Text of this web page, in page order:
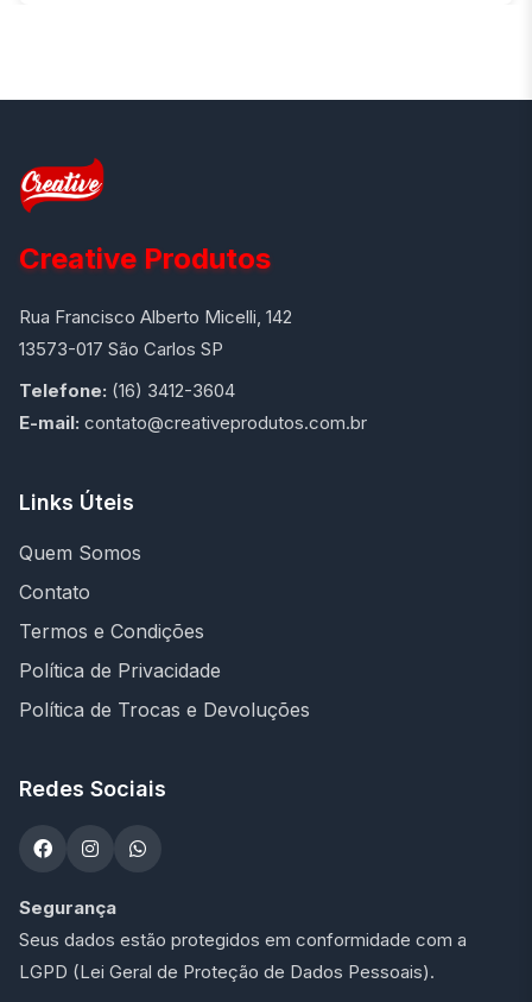
Creative Produtos
Rua Francisco Alberto Micelli, 142
13573-017 São Carlos SP
Telefone: (16) 3412-3604
E-mail: contato@creativeprodutos.com.br
Links Úteis
Quem Somos
Contato
Termos e Condições
Política de Privacidade
Política de Trocas e Devoluções
Redes Sociais
Segurança
Seus dados estão protegidos em conformidade com a
LGPD (Lei Geral de Proteção de Dados Pessoais).